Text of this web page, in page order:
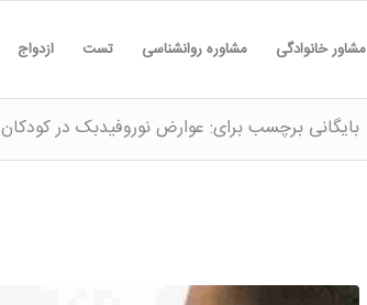
مشاور خانوادگی مشاوره روانشناسی تست ازدواج
بایگانی برچسب برای: عوارض نوروفیدبک در کودکان